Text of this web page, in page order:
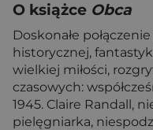
O książce Obca
Doskonałe
historycznej,
wielkiej miłości,
czasowych:
1945. Claire Randall,
pielęgniarka,